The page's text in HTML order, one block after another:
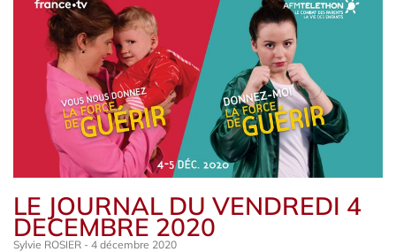
LE JOURNAL DU VENDREDI 4
DECEMBRE 2020
Sylvie ROSIER 4 décembre 2020